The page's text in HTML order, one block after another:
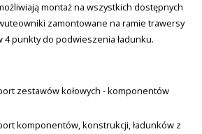
montaż na wszystkich dostępnych
zamontowane na ramie trawersy
4 punkty do podwieszenia ładunku.
zestawów kołowych - komponentów
komponentów, konstrukcji, ładunków z